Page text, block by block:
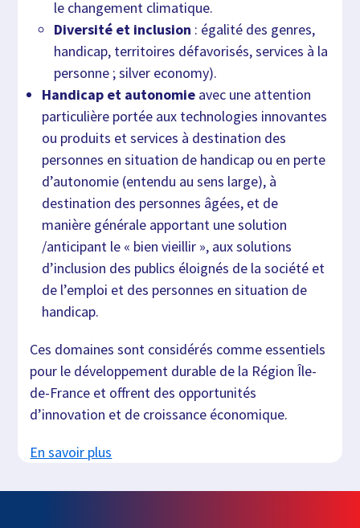
le changement climatique.
Diversité et inclusion : égalité des genres,
handicap, territoires défavorisés, services à la
personne ; silver economy).
Handicap et autonomie avec une attention
particulière portée aux technologies innovantes
ou produits et services à destination des
personnes en situation de handicap ou en perte
d’autonomie (entendu au sens large), à
destination des personnes âgées, et de
manière générale apportant une solution
/anticipant le « bien vieillir », aux solutions
d’inclusion des publics éloignés de la société et
de l’emploi et des personnes en situation de
handicap.
Ces domaines sont considérés comme essentiels
pour le développement durable de la Région Île-
de-France et offrent des opportunités
d’innovation et de croissance économique.
En savoir plus